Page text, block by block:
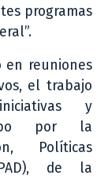
programas
en reuniones
el trabajo
y
por la
Políticas
de la